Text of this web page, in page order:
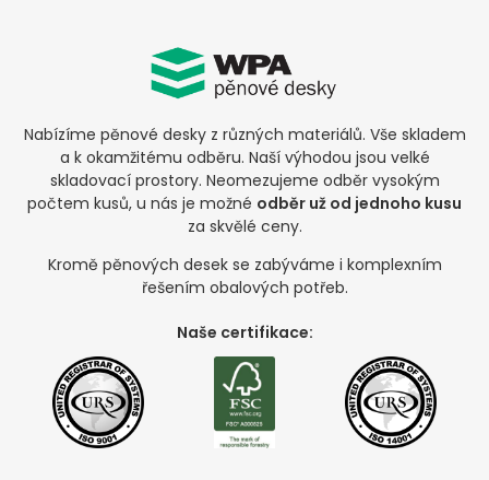
Nabízíme pěnové desky z různých materiálů. Vše skladem
a k okamžitému odběru. Naší výhodou jsou velké
skladovací prostory. Neomezujeme odběr vysokým
počtem kusů, u nás je možné odběr už od jednoho kusu
za skvělé ceny.
Kromě pěnových desek se zabýváme i komplexním
řešením obalových potřeb.
Naše certifikace: